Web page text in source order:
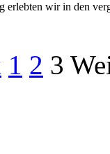
wir in den
1 2 3